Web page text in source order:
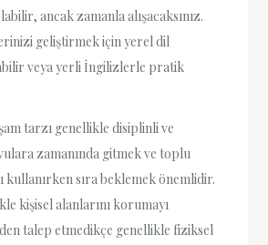
ancak zamanla alışacaksınız.
geliştirmek için yerel dil
veya yerli İngilizlerle pratik
tarzı genellikle disiplinli ve
zamanında gitmek ve toplu
kullanırken sıra beklemek önemlidir.
kişisel alanlarını korumayı
talep etmedikçe genellikle fiziksel